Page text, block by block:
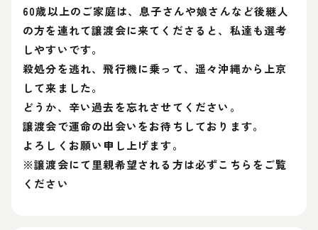
60歳以上のご家庭は、息子さんや娘さんなど後継人
の方を連れて譲渡会に来てくださると、私達も選考
しやすいです。
殺処分を逃れ、飛行機に乗って、遥々沖縄から上京
して来ました。
どうか、辛い過去を忘れさせてください。
譲渡会で運命の出会いをお待ちしております。
よろしくお願い申し上げます。
※譲渡会にて里親希望される方は必ずこちらをご覧
ください